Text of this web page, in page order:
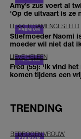
Amy’s zus voert al
'Op de uitvaart is ze
LEKKER SAMENGESTELD
Stiefmoeder Naomi
moeder wil niet dat
LIEVE HELEEN
Fred (55): 'Ik vind
komen tijdens een
TRENDING
BEDROGEN VROUW